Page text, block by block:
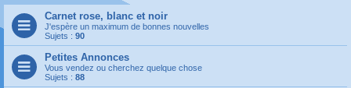
Carnet rose, blanc et noir
J'espère un maximum de bonnes nouvelles
Sujets : 90
Petites Annonces
Vous vendez ou cherchez quelque chose
Sujets : 88